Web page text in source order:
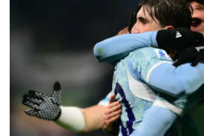
Contact
Gallery
Technology